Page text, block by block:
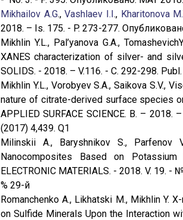
Mikhailov A.G.,Vashlaev I.I., Kharitonova
2018. – Is. 175. - P. 273-277.
Mikhlin Y.L., Pal’yanova G.A.,
XANES characterization of silver- and
SOLIDS. - 2018. – V.116. - С. 292-298.
Mikhlin Y.L., Vorobyev S.A., Saikova S.V.,
nature of citrate-derived surface species
APPLIED SURFACE SCIENCE. В. – 2018.
(2017) 4,439. Q1
Milinskii A., Baryshnikov S., Parfenov
Nanocomposites Based on Potassium
ELECTRONIC MATERIALS. - 2018. V. 19.
% 29-й
Romanchenko A., Likhatski M., Mikhlin Y.
on Sulfide Minerals Upon the Interaction